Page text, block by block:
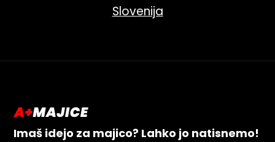
Slovenija
Imaš idejo za majico? Lahko jo natisnemo!